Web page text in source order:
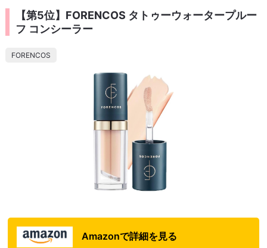
【第5位】FORENCOS タトゥーウォータープルー
フ コンシーラー
FORENCOS
Amazonで詳細を見る